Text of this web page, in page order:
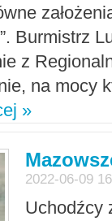
Burmistrz
z
na mocy
»
2022-06-09
Uchodźcy